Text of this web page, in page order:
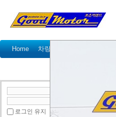
Home 차량정비가격표
로그인 유지
●